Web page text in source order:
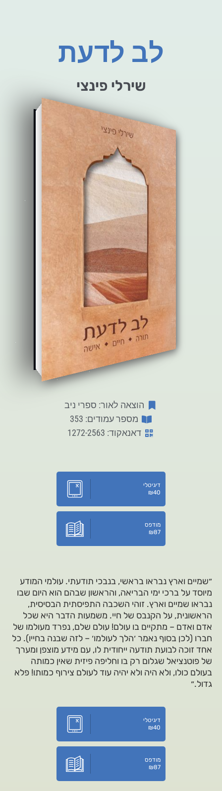
לב לדעת
שירלי פינצי
הוצאה לאור: ספרי ניב
מספר עמודים: 353
דאנאקוד: 1272-2563
דיגיטלי
₪40
מודפס
₪87
״שמיים וארץ נבראו בראשי, בנבכי תודעתי. עולמי המודע
מיוסד על ברכי ימי הבריאה, והראשון שבהם הוא היום שבו
נבראו שמיים וארץ. זוהי השכבה התפיסתית הבסיסית,
הראשונית, על הקנבס של חיי. משמעות הדבר היא שכל
אדם ואדם – מתקיים בו עולם! עולם שלם, נפרד מעולמו של
חברו (לכן בסוף נאמר ׳הלך לעולמו׳ – לזה שבנה בחייו). כל
אחד זוכה לבועת תודעה ייחודית לו, עם מידע מוצפן ומערך
של פוטנציאל שגלום רק בו וחליפה פיזית שאין כמותה
בעולם כולו, ולא היה ולא יהיה עוד לעולם צירוף כמותו! פלא
גדול.״
דיגיטלי
₪40
מודפס
₪87